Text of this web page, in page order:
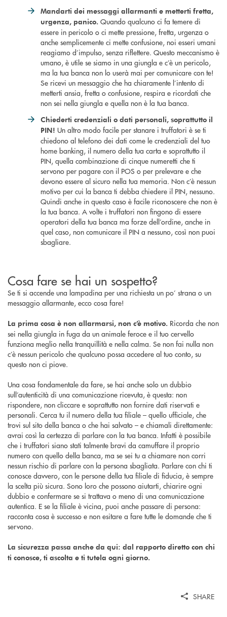
Mandarti dei messaggi allarmanti e metterti fretta,
urgenza, panico. Quando qualcuno ci fa temere di
essere in pericolo o ci mette pressione, fretta, urgenza o
anche semplicemente ci mette confusione, noi esseri umani
reagiamo d’impulso, senza riflettere. Questo meccanismo è
umano, è utile se siamo in una giungla e c’è un pericolo,
ma la tua banca non lo userà mai per comunicare con te!
Se ricevi un messaggio che ha chiaramente l’intento di
metterti ansia, fretta o confusione, respira e ricordati che
non sei nella giungla e quella non è la tua banca.
Chiederti credenziali o dati personali, soprattutto il
PIN! Un altro modo facile per stanare i truffatori è se ti
chiedono al telefono dei dati come le credenziali del tuo
home banking, il numero della tua carta e soprattutto il
PIN, quella combinazione di cinque numeretti che ti
servono per pagare con il POS o per prelevare e che
devono essere al sicuro nella tua memoria. Non c’è nessun
motivo per cui la banca ti debba chiedere il PIN, nessuno.
Quindi anche in questo caso è facile riconoscere che non è
la tua banca. A volte i truffatori non fingono di essere
operatori della tua banca ma forze dell’ordine, anche in
quel caso, non comunicare il PIN a nessuno, così non puoi
sbagliare.
Cosa fare se hai un sospetto?
Se ti si accende una lampadina per una richiesta un po’ strana o un
messaggio allarmante, ecco cosa fare!
La prima cosa è non allarmarsi, non c’è motivo. Ricorda che non
sei nella giungla in fuga da un animale feroce e il tuo cervello
funziona meglio nella tranquillità e nella calma. Se non fai nulla non
c’è nessun pericolo che qualcuno possa accedere al tuo conto, su
questo non ci piove.
Una cosa fondamentale da fare, se hai anche solo un dubbio
sull’autenticità di una comunicazione ricevuta, è questa: non
rispondere, non cliccare e soprattutto non fornire dati riservati e
personali. Cerca tu il numero della tua filiale – quello ufficiale, che
trovi sul sito della banca o che hai salvato – e chiamali direttamente:
avrai così la certezza di parlare con la tua banca. Infatti è possibile
che i truffatori siano stati talmente bravi da camuffare il proprio
numero con quello della banca, ma se sei tu a chiamare non corri
nessun rischio di parlare con la persona sbagliata. Parlare con chi ti
conosce davvero, con le persone della tua filiale di fiducia, è sempre
la scelta più sicura. Sono loro che possono aiutarti, chiarire ogni
dubbio e confermare se si trattava o meno di una comunicazione
autentica. E se la filiale è vicina, puoi anche passare di persona:
racconta cosa è successo e non esitare a fare tutte le domande che ti
servono.
La sicurezza passa anche da qui: dal rapporto diretto con chi
ti conosce, ti ascolta e ti tutela ogni giorno.
SHARE